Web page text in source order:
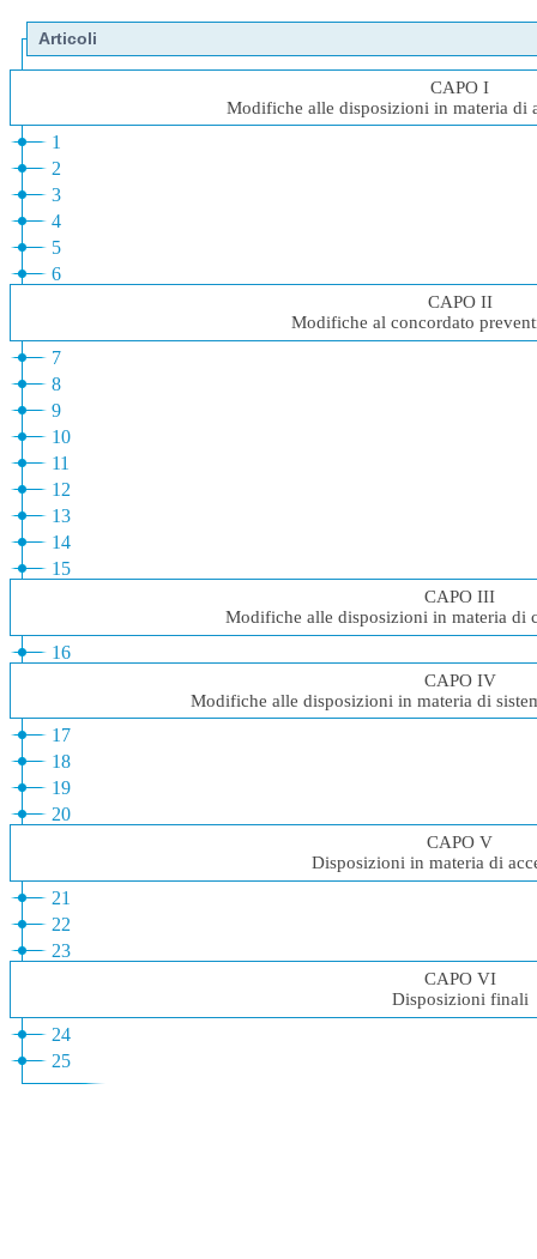
Articoli
CAPO I
Modifiche alle disposizioni in materia di
1
2
3
4
5
6
CAPO II
Modifiche al concordato
7
8
9
10
11
12
13
14
15
CAPO III
Modifiche alle disposizioni in materia di
16
CAPO IV
Modifiche alle disposizioni in materia di
17
18
19
20
CAPO V
Disposizioni in materia di
21
22
23
CAPO VI
Disposizioni finali
24
25